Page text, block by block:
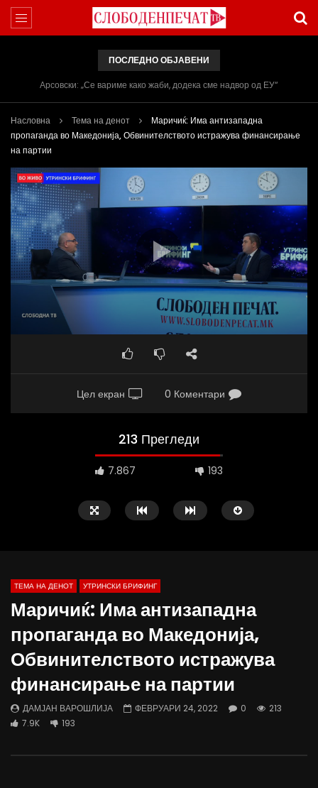
ПОСЛЕДНО ОБЈАВЕНИ
Арсовски: „Се вариме како жаби, додека сме надвор од ЕУ“
Насловна Тема на денот
Маричиќ: Има антизападна
пропаганда во Македонија, Обвинителството истражува финансирање
на партии
Цел екран 0 Коментари
213 Прегледи
7.867 193
Д-р Беговиќ: Обуката на лекарите
трае предолго за да дозволиме лесно
да го губиме стручниот кадар
ДАМЈАН ВАРОШЛИЈА
ЈУНИ 30, 2022
0
2.6K
флексибилна држава
ДАМЈАН ВАРОШЛИЈА
ЈУНИ 30, 2022
ТЕМА НА ДЕНОТ УТРИНСКИ БРИФИНГ
Маричиќ: Има антизападна
пропаганда во Македонија,
Обвинителството истражува
финансирање на партии
ДАМЈАН ВАРОШЛИЈА ФЕВРУАРИ 24, 2022 0
213
7.9K
193